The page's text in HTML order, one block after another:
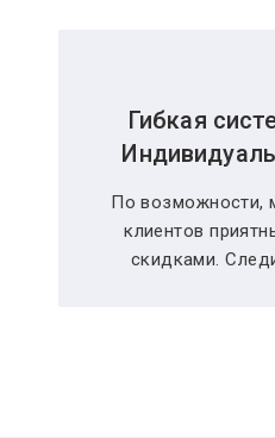
Гибкая
По возможности,
клиентов
скидками.